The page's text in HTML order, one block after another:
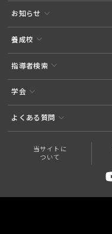
お知らせ
養成校
指導者検索
学会
よくある質問
当サイトに
ついて